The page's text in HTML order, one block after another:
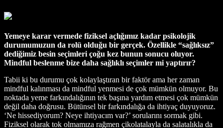
Yemeye karar vermede fiziksel açlığımız kadar psikolojik
durumumuzun da rolü olduğu bir gerçek. Özellikle “sağlıksız”
dediğimiz besin seçimleri çoğu kez bunun sonucu oluyor.
Mindful beslenme bize daha sağlıklı seçimler mi yaptırır?
Tabii ki bu durumu çok kolaylaştıran bir faktör ama her zaman
mindful kalınması da mindful yenmesi de çok mümkün olmuyor. Bu
noktada yeme farkındalığının tek başına yardım etmesi çok mümkün
değil daha doğrusu. Bütünsel bir farkındalığa da ihtiyaç duyuyoruz.
‘Ne hissediyorum? Neye ihtiyacım var?’ sorularını sormak gibi.
Fiziksel olarak tok olmamıza rağmen çikolatalayla da salatalıkla da